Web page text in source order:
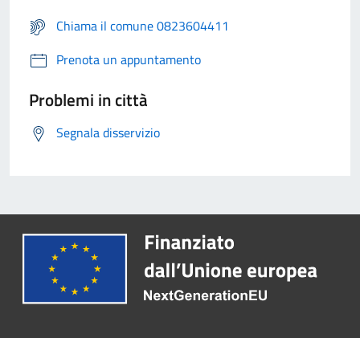
Chiama il comune 0823604411
Prenota un appuntamento
Problemi in città
Segnala disservizio